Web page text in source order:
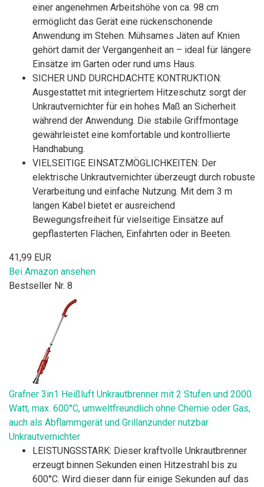
einer angenehmen Arbeitshöhe von ca. 98 cm
ermöglicht das Gerät eine rückenschonende
Anwendung im Stehen. Mühsames Jäten auf Knien
gehört damit der Vergangenheit an – ideal für längere
Einsätze im Garten oder rund ums Haus.
SICHER UND DURCHDACHTE KONTRUKTION:
Ausgestattet mit integriertem Hitzeschutz sorgt der
Unkrautvernichter für ein hohes Maß an Sicherheit
während der Anwendung. Die stabile Griffmontage
gewährleistet eine komfortable und kontrollierte
Handhabung.
VIELSEITIGE EINSATZMÖGLICHKEITEN: Der
elektrische Unkrautvernichter überzeugt durch robuste
Verarbeitung und einfache Nutzung. Mit dem 3 m
langen Kabel bietet er ausreichend
Bewegungsfreiheit für vielseitige Einsätze auf
gepflasterten Flächen, Einfahrten oder in Beeten.
41,99 EUR
Bei Amazon ansehen
Bestseller Nr. 8
Grafner 3in1 Heißluft Unkrautbrenner mit 2 Stufen und 2000
Watt, max. 600°C, umweltfreundlich ohne Chemie oder Gas,
auch als Abflammgerät und Grillanzünder nutzbar
Unkrautvernichter
LEISTUNGSSTARK: Dieser kraftvolle Unkrautbrenner
erzeugt binnen Sekunden einen Hitzestrahl bis zu
600°C. Wird dieser dann für einige Sekunden auf das